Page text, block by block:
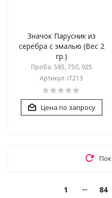
Значок Парусник из
серебра с эмалью (Вес 2
гр.)
Проба: 585, 750, 925
Артикул: i7213
Цена по запросу
1 84